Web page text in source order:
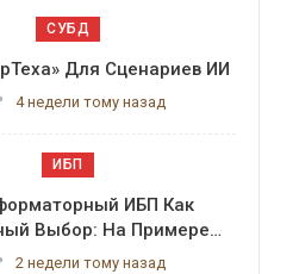
СУБД
Для Сценариев ИИ
4 недели тому назад
ИБП
ИБП Как
Выбор: На Примере…
2 недели тому назад